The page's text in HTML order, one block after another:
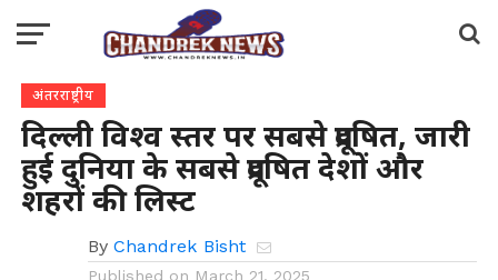
अंतरराष्ट्रीय
दिल्ली विश्व स्तर पर सबसे प्रदूषित, जारी
हुई दुनिया के सबसे प्रदूषित देशों और
शहरों की लिस्ट
By Chandrek Bisht
Published on March 21, 2025